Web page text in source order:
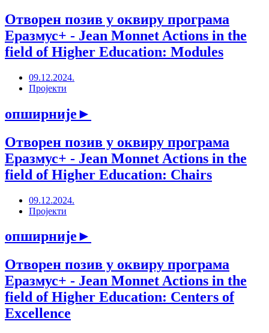
Отворен позив у оквиру програма
Еразмус+ - Jean Monnet Actions in the
field of Higher Education: Modules
09.12.2024.
Пројекти
опширније►
Отворен позив у оквиру програма
Еразмус+ - Jean Monnet Actions in the
field of Higher Education: Chairs
09.12.2024.
Пројекти
опширније►
Отворен позив у оквиру програма
Еразмус+ - Jean Monnet Actions in the
field of Higher Education: Centers of
Excellence